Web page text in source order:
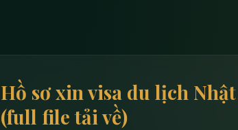
Hồ sơ xin visa du lịch
(full file tải về)